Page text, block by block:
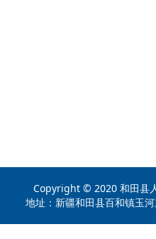
Copyright © 2020 和田县
地址：新疆和田县百和镇玉